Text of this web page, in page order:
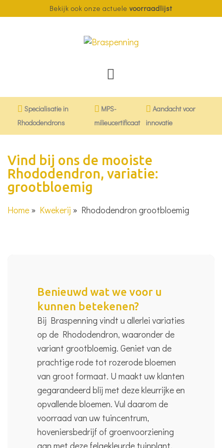
Bekijk ook onze actuele voorraadlijst
Specialisatie in
Rhododendrons
MPS-
milieucertificaat
Aandacht voor
innovatie
Vind bij ons de mooiste
Rhododendron, variatie:
grootbloemig
Home » Kwekerij » Rhododendron grootbloemig
Benieuwd wat we voor u
kunnen betekenen?
Bij Braspenning vindt u allerlei variaties
op de Rhododendron, waaronder de
variant grootbloemig. Geniet van de
prachtige rode tot rozerode bloemen
van groot formaat. U maakt uw klanten
gegarandeerd blij met deze kleurrijke en
opvallende bloemen. Vul daarom de
voorraad van uw tuincentrum,
hoveniersbedrijf of groenvoorziening
aan met deze felgekleurde tuinplant.